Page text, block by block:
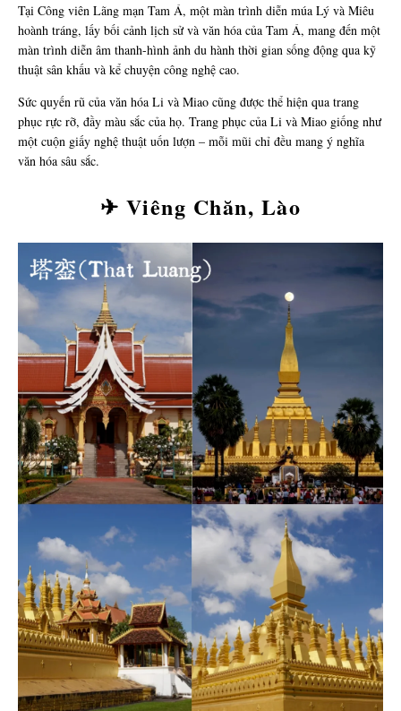
Tại Công viên Lãng mạn Tam Á, một màn trình diễn múa Lý và Miêu
hoành tráng, lấy bối cảnh lịch sử và văn hóa của Tam Á, mang đến một
màn trình diễn âm thanh-hình ảnh du hành thời gian sống động qua kỹ
thuật sân khấu và kể chuyện công nghệ cao.
Sức quyến rũ của văn hóa Li và Miao cũng được thể hiện qua trang
phục rực rỡ, đầy màu sắc của họ. Trang phục của Li và Miao giống như
một cuộn giấy nghệ thuật uốn lượn – mỗi mũi chỉ đều mang ý nghĩa
văn hóa sâu sắc.
✈ Viêng Chăn, Lào